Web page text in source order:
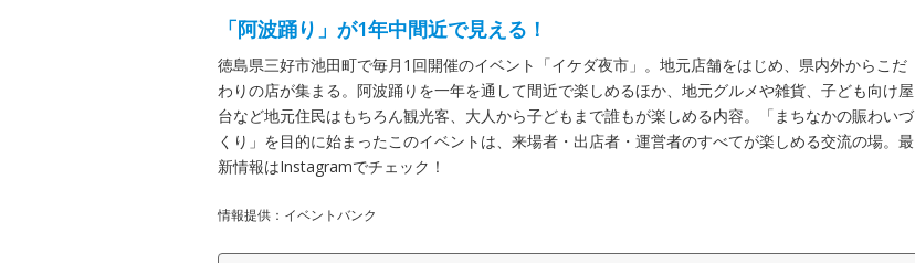
「阿波踊り」が1年中間近で見える！
徳島県三好市池田町で毎月1回開催のイベント「イケダ夜市」。地元店舗をはじめ、県内外からこだ
わりの店が集まる。阿波踊りを一年を通して間近で楽しめるほか、地元グルメや雑貨、子ども向け屋
台など地元住民はもちろん観光客、大人から子どもまで誰もが楽しめる内容。「まちなかの賑わいづ
くり」を目的に始まったこのイベントは、来場者・出店者・運営者のすべてが楽しめる交流の場。最
新情報はInstagramでチェック！
情報提供：イベントバンク